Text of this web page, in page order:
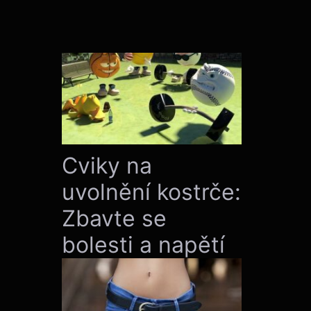
Cviky na
uvolnění kostrče:
Zbavte se
bolesti a napětí